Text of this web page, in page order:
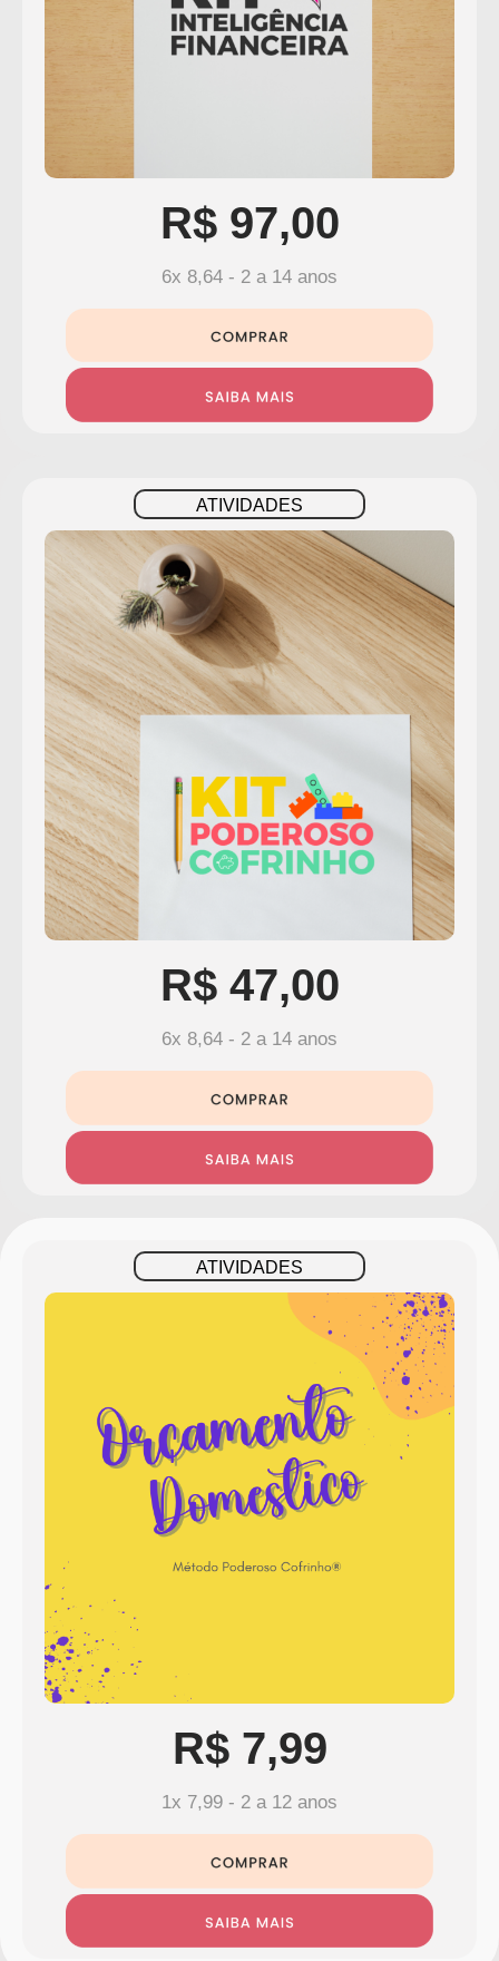
R$ 97,00
6x 8,64 - 2 a 14 anos
ATIVIDADES
R$ 47,00
6x 8,64 - 2 a 14 anos
ATIVIDADES
R$ 7,99
1x 7,99 - 2 a 12 anos